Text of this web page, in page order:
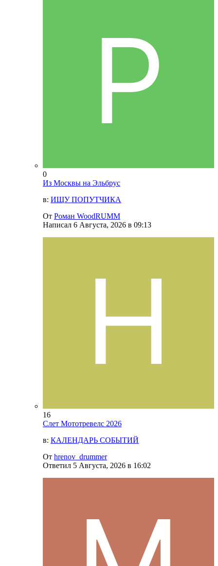
0
Из Москвы на Эльбрус
в: ИЩУ ПОПУТЧИКА
От Роман WoodRUMM
Написал 6 Августа, 2026 в 09:13
16
Слет Мототревелс 2026
в: КАЛЕНДАРЬ СОБЫТИЙ
От hrenov_drummer
Ответил 5 Августа, 2026 в 16:02